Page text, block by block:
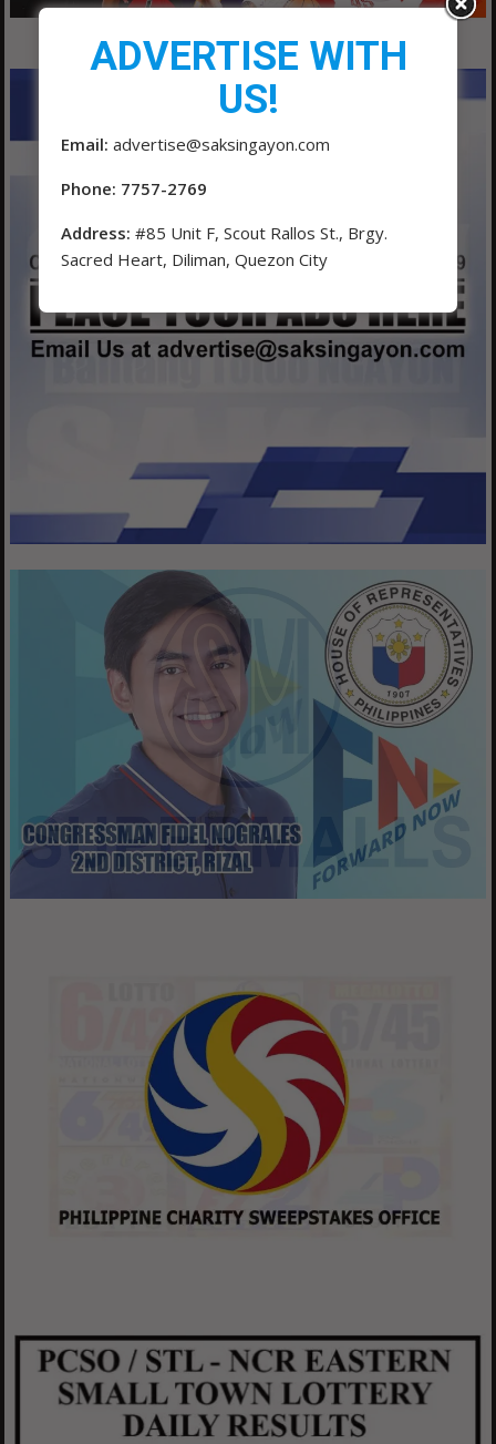
ADVERTISE WITH
US!
Email: advertise@saksingayon.com
Phone: 7757-2769
Address: #85 Unit F, Scout Rallos St., Brgy.
Sacred Heart, Diliman, Quezon City